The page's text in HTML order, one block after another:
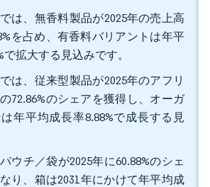
は、無香料製品が2025年の売上高
を占め、有香料バリアントは年平
で拡大する見込みです。
は、従来型製品が2025年のアフリ
72.86%のシェアを獲得し、オーガ
年平均成長率8.88%で成長する見
ウチ／袋が2025年に60.88%のシェ
り、箱は2031年にかけて年平均成